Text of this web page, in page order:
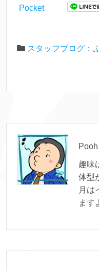
Pocket
スタッフブログ：
Pooh
趣味
体型
月は
ます